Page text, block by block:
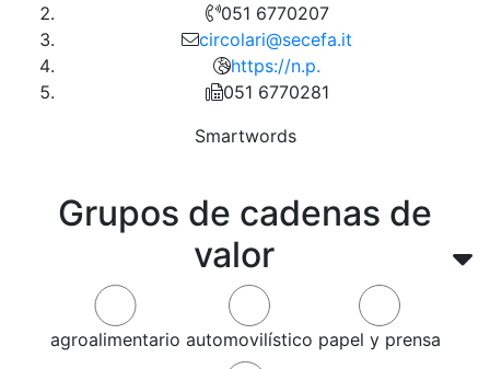
Grupos de cadenas de
valor
agroalimentario automovilístico papel y prensa
051 6770207
circolari@secefa.it
https://n.p.
051 6770281
Smartwords